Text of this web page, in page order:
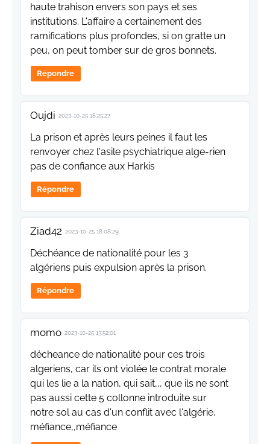
haute trahison envers son pays et ses
institutions. L'affaire a certainement des
ramifications plus profondes, si on gratte un
peu, on peut tomber sur de gros bonnets.
Répondre
Oujdi 2023-10-25 18:25:27
La prison et après leurs peines il faut les
renvoyer chez l'asile psychiatrique alge-rien
pas de confiance aux Harkis
Répondre
Ziad42 2023-10-25 18:08:29
Déchéance de nationalité pour les 3
algériens puis expulsion après la prison.
Répondre
momo 2023-10-25 13:52:01
décheance de nationalité pour ces trois
algeriens, car ils ont violée le contrat morale
qui les lie a la nation, qui sait,,, que ils ne sont
pas aussi cette 5 collonne introduite sur
notre sol au cas d'un conflit avec l'algérie,
méfiance,,méfiance